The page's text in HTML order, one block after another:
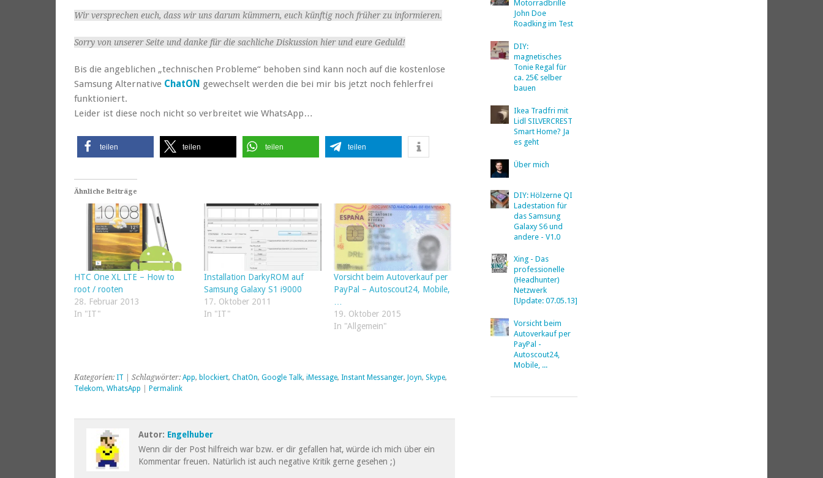
Wir versprechen euch, dass wir uns darum kümmern, euch künftig noch früher zu informieren.
Sorry von unserer Seite und danke für die sachliche Diskussion hier und eure Geduld!
Bis die angeblichen „technischen Probleme“ behoben sind kann noch auf die kostenlose
Samsung Alternative ChatON gewechselt werden die bei mir bis jetzt noch fehlerfrei
funktioniert.
Leider ist diese noch nicht so verbreitet wie WhatsApp…
teilen teilen teilen teilen
Ähnliche Beiträge
HTC One XL LTE – How to
root / rooten
28. Februar 2013
In "IT"
Installation DarkyROM auf
Samsung Galaxy S1 i9000
17. Oktober 2011
In "IT"
Vorsicht beim Autoverkauf per
PayPal – Autoscout24, Mobile,
19. Oktober 2015
In "Allgemein"
Kategorien: IT | Schlagwörter: App, blockiert, ChatOn, Google Talk, iMessage, Instant Messanger, Joyn, Skype,
Telekom, WhatsApp Permalink
Autor: Engelhuber
Wenn dir der Post hilfreich war bzw. er dir gefallen hat, würde ich mich über ein
Kommentar freuen. Natürlich ist auch negative Kritik gerne gesehen ;)
Motorradbrille
John Doe
Roadking im Test
DIY:
magnetisches
Tonie Regal für
ca. 25€ selber
bauen
Ikea Tradfri mit
Lidl SILVERCREST
Smart Home? Ja
es geht
Über mich
DIY: Hölzerne QI
Ladestation für
das Samsung
Galaxy S6 und
andere - V1.0
Xing - Das
professionelle
(Headhunter)
Netzwerk
[Update: 07.05.13]
Vorsicht beim
Autoverkauf per
PayPal -
Autoscout24,
Mobile, ...